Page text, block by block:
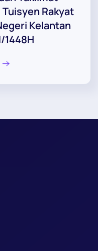
Rakyat
Kelantan
1448H